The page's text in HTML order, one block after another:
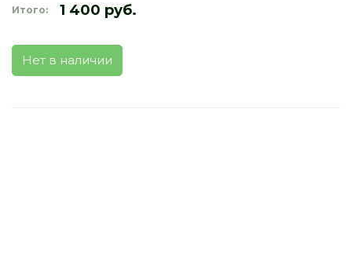
Итого: 1 400 руб.
Нет в наличии